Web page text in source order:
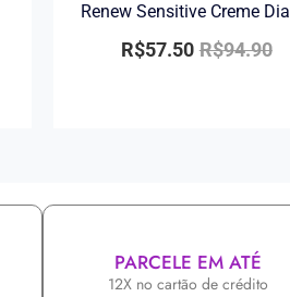
Renew Sensitive Creme Dia
R$94.90
R$57.50
PARCELE EM ATÉ
12X no cartão de crédito